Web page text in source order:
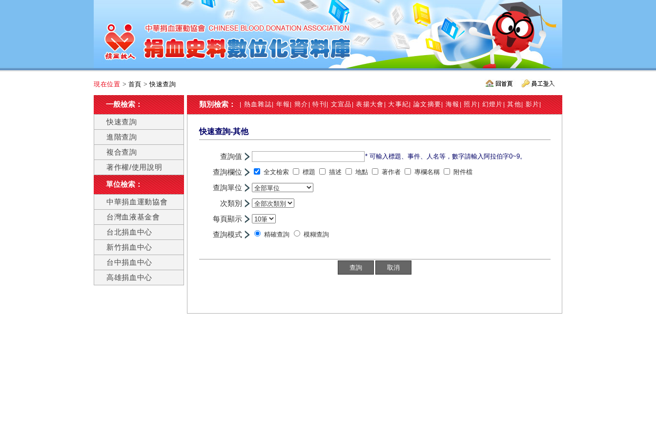
現在位置 > 首頁 >快速查詢
一般檢索：
快速查詢
進階查詢
複合查詢
著作權/使用說明
單位檢索：
中華捐血運動協會
台灣血液基金會
台北捐血中心
新竹捐血中心
台中捐血中心
高雄捐血中心
類別檢索： |熱血雜誌|年報|簡介|特刊|文宣品|表揚大會|大事紀|論文摘要|海報|照片|幻燈片|其他|影片|
快速查詢-其他
查詢值 * 可輸入標題、事件、人名等，數字請輸入阿拉伯字0~9。
查詢欄位 全文檢索 標題 描述 地點 著作者 專欄名稱 附件檔
查詢單位
次類別
每頁顯示
查詢模式
精確查詢 模糊查詢